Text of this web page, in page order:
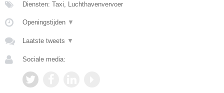
Diensten: Taxi, Luchthavenvervoer
Openingstijden ▼
Laatste tweets ▼
Sociale media: